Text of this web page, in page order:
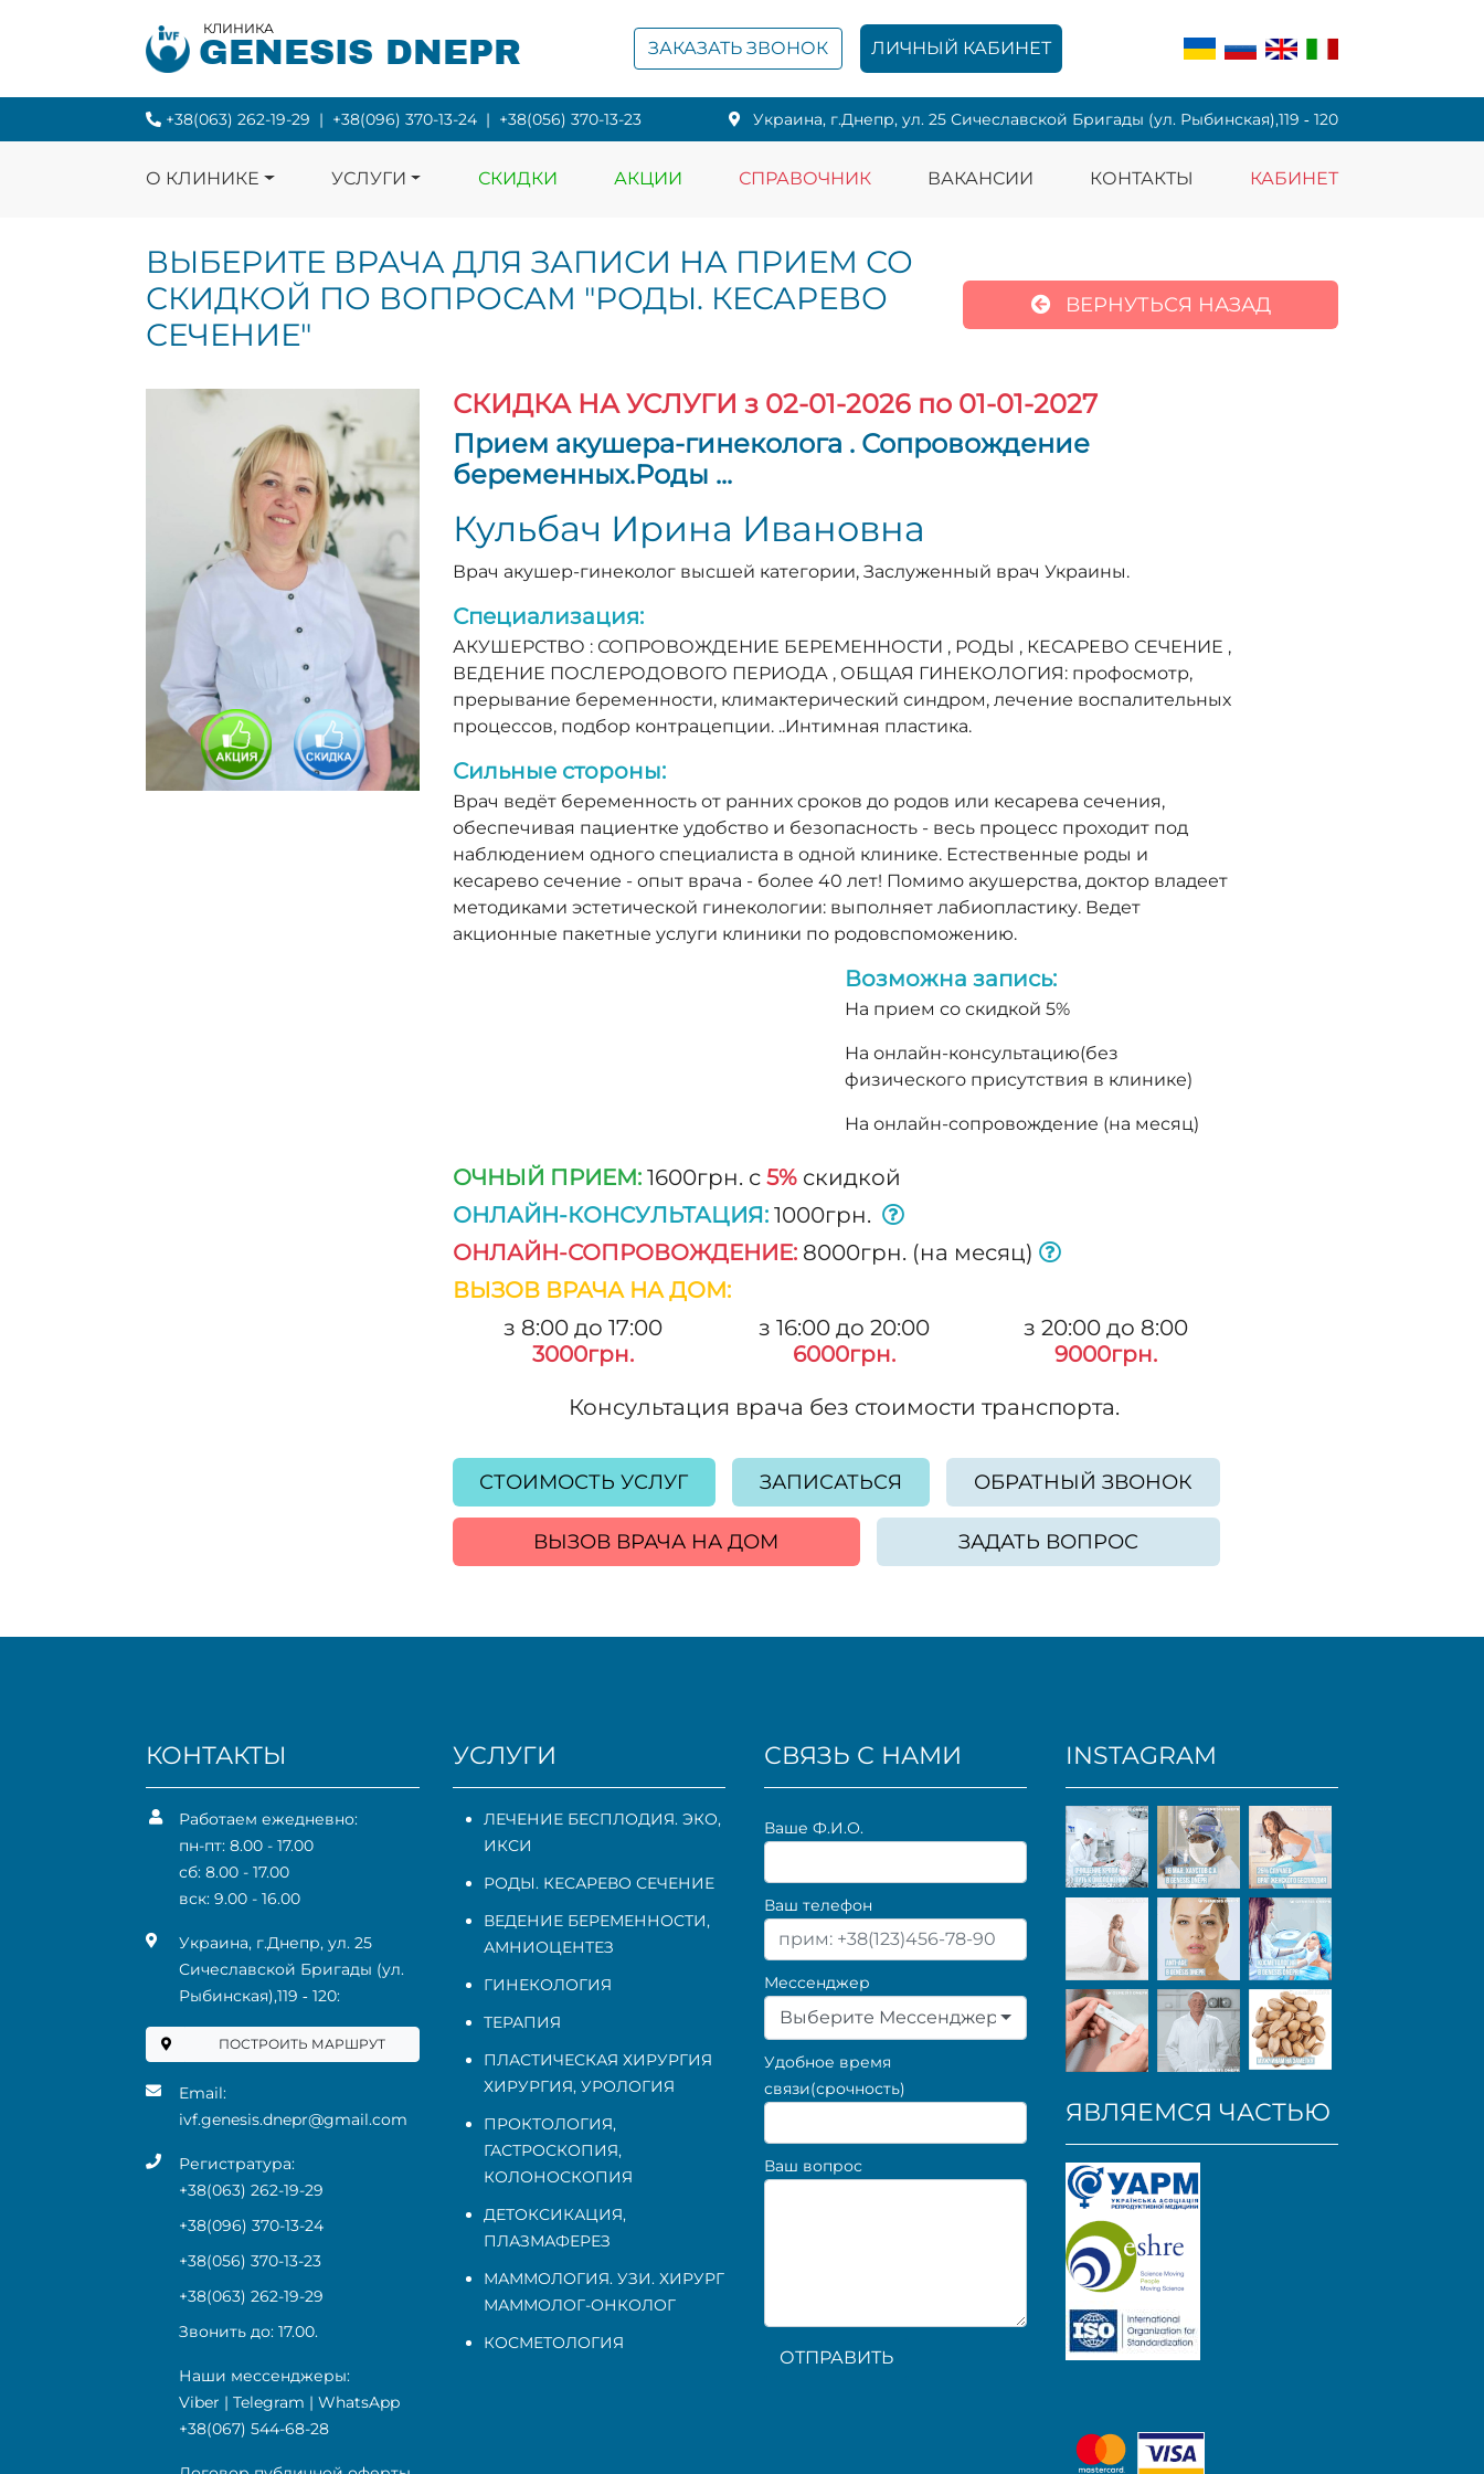
КЛИНИКА
GENESIS DNEPR ЗАКАЗАТЬ ЗВОНОК ЛИЧНЫЙ КАБИНЕТ
+38(063) 262-19-29 | +38(096) 370-13-24 | +38(056) 370-13-23 Украина, г.Днепр, ул. 25 Сичеславской Бригады (ул. Рыбинская),119 ‑ 120
О КЛИНИКЕ УСЛУГИ СКИДКИ АКЦИИ СПРАВОЧНИК ВАКАНСИИ КОНТАКТЫ КАБИНЕТ
ВЫБЕРИТЕ ВРАЧА ДЛЯ ЗАПИСИ НА ПРИЕМ СО
СКИДКОЙ ПО ВОПРОСАМ "РОДЫ. КЕСАРЕВО
СЕЧЕНИЕ"
ВЕРНУТЬСЯ НАЗАД
СКИДКА НА УСЛУГИ з 02-01-2026 по 01-01-2027
Прием акушера-гинеколога . Сопровождение
беременных.Роды ...
Кульбач Ирина Ивановна
Врач акушер-гинеколог высшей категории, Заслуженный врач Украины.
Специализация:
АКУШЕРСТВО : СОПРОВОЖДЕНИЕ БЕРЕМЕННОСТИ , РОДЫ , КЕСАРЕВО СЕЧЕНИЕ ,
ВЕДЕНИЕ ПОСЛЕРОДОВОГО ПЕРИОДА , ОБЩАЯ ГИНЕКОЛОГИЯ: профосмотр,
прерывание беременности, климактерический синдром, лечение воспалительных
процессов, подбор контрацепции. ..Интимная пластика.
Сильные стороны:
Врач ведёт беременность от ранних сроков до родов или кесарева сечения,
обеспечивая пациентке удобство и безопасность - весь процесс проходит под
наблюдением одного специалиста в одной клинике. Естественные роды и
кесарево сечение - опыт врача - более 40 лет! Помимо акушерства, доктор владеет
методиками эстетической гинекологии: выполняет лабиопластику. Ведет
акционные пакетные услуги клиники по родовспоможению.
Возможна запись:
На прием со скидкой 5%
На онлайн-консультацию(без
физического присутствия в клинике)
На онлайн-сопровождение (на месяц)
ОЧНЫЙ ПРИЕМ: 1600грн. с 5%скидкой
ОНЛАЙН-КОНСУЛЬТАЦИЯ: 1000грн.
ОНЛАЙН-СОПРОВОЖДЕНИЕ: 8000грн. (на месяц)
ВЫЗОВ ВРАЧА НА ДОМ:
з 8:00 до 17:00
3000грн.
з 16:00 до 20:00
6000грн.
з 20:00 до 8:00
9000грн.
Консультация врача без стоимости транспорта.
СТОИМОСТЬ УСЛУГ ЗАПИСАТЬСЯ ОБРАТНЫЙ ЗВОНОК
ВЫЗОВ ВРАЧА НА ДОМ ЗАДАТЬ ВОПРОС
КОНТАКТЫ
Работаем ежедневно:
пн-пт: 8.00 - 17.00
сб: 8.00 - 17.00
вск: 9.00 - 16.00
Украина, г.Днепр, ул. 25
Сичеславской Бригады (ул.
Рыбинская),119 ‑ 120:
ПОСТРОИТЬ МАРШРУТ
Email:
ivf.genesis.dnepr@gmail.com
Регистратура:
+38(063) 262-19-29
+38(096) 370-13-24
+38(056) 370-13-23
+38(063) 262-19-29
Звонить до: 17.00.
Наши мессенджеры:
Viber | Telegram | WhatsApp
+38(067) 544-68-28
УСЛУГИ
ЛЕЧЕНИЕ БЕСПЛОДИЯ. ЭКО,
ИКСИ
РОДЫ. КЕСАРЕВО СЕЧЕНИЕ
ВЕДЕНИЕ БЕРЕМЕННОСТИ,
АМНИОЦЕНТЕЗ
ГИНЕКОЛОГИЯ
ТЕРАПИЯ
ПЛАСТИЧЕСКАЯ ХИРУРГИЯ
ХИРУРГИЯ, УРОЛОГИЯ
ПРОКТОЛОГИЯ,
ГАСТРОСКОПИЯ,
КОЛОНОСКОПИЯ
ДЕТОКСИКАЦИЯ,
ПЛАЗМАФЕРЕЗ
МАММОЛОГИЯ. УЗИ. ХИРУРГ
МАММОЛОГ-ОНКОЛОГ
КОСМЕТОЛОГИЯ
СВЯЗЬ С НАМИ
Ваше Ф.И.О.
Ваш телефон
Мессенджер
Выберите Мессенджер
Удобное время
связи(срочность)
Ваш вопрос
ОТПРАВИТЬ
INSTAGRAM
ЯВЛЯЕМСЯ ЧАСТЬЮ